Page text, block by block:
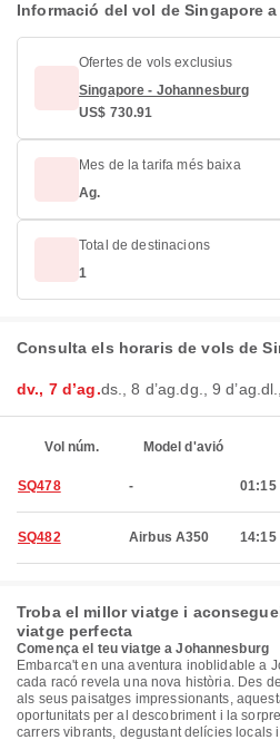
Informació del vol de Singapore
Ofertes de vols exclusius
Singapore - Johannesburg
US$ 730.91
Mes de la tarifa més baixa
Ag.
Total de destinacions
1
Consulta els horaris de vols de
dv., 7 d’ag.ds., 8 d’ag.dg., 9 d’ag.
Vol núm. Model d'avió
SQ478 - 01:15
SQ482 Airbus A350 14:15
Troba el millor viatge i
viatge perfecta
Comença el teu viatge a Johannesburg
Embarca't en una aventura inoblidable a
cada racó revela una nova història. Des
als seus paisatges impressionants,
oportunitats per al descobriment i la
carrers vibrants, degustant delícies locals